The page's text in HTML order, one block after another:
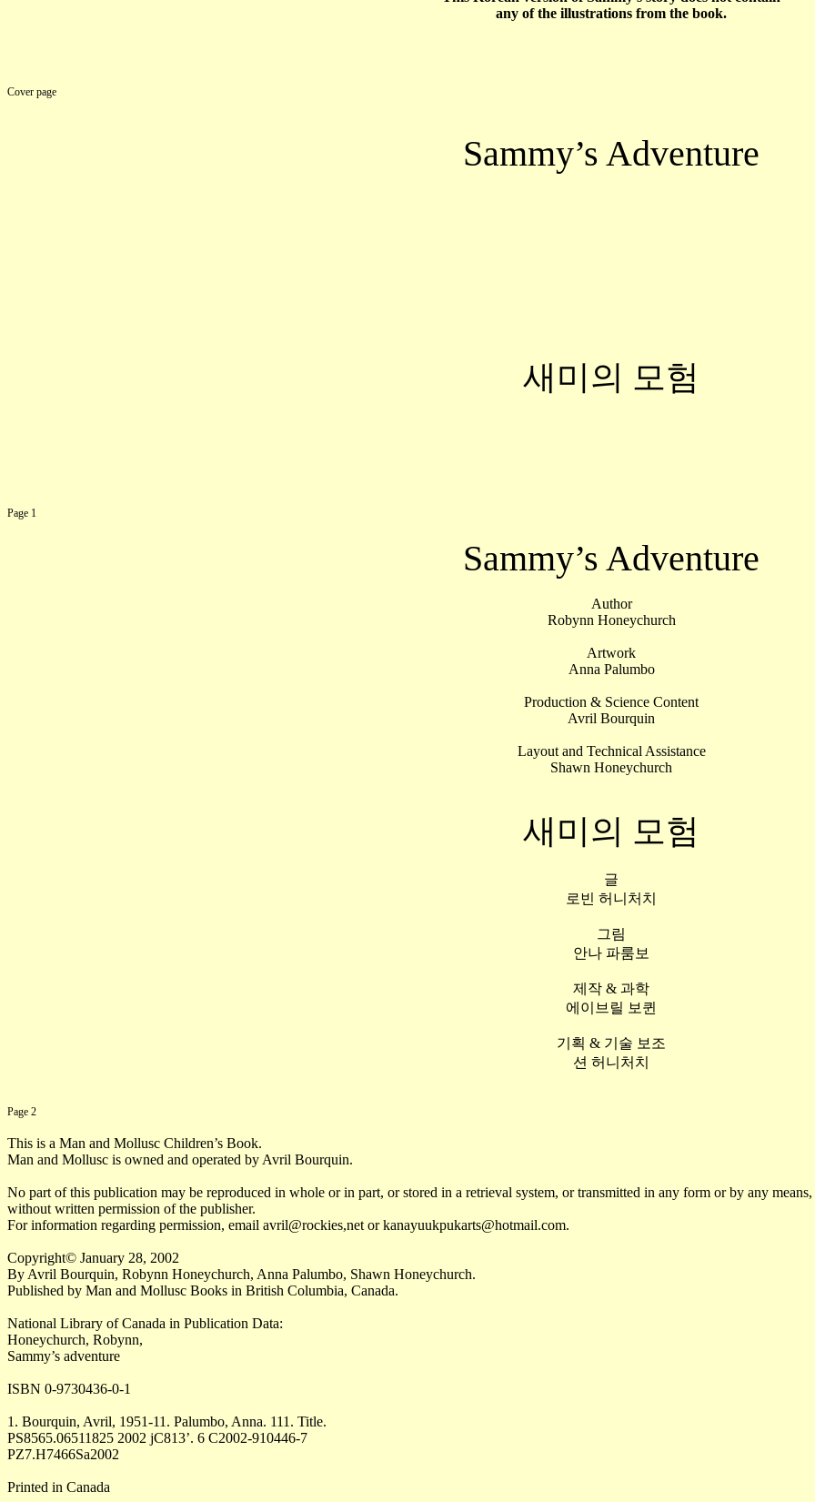
any of the illustrations from the book.
Cover page
Sammy’s Adventure
새미의 모험
Page 1
Sammy’s Adventure
Author
Robynn Honeychurch
Artwork
Anna Palumbo
Production & Science Content
Avril Bourquin
Layout and Technical Assistance
Shawn Honeychurch
새미의 모험
글
로빈 허니처치
그림
안나 파룸보
제작 & 과학
에이브릴 보퀸
기획 & 기술 보조
션 허니처치
Page 2
This is a Man and Mollusc Children’s Book.
Man and Mollusc is owned and operated by Avril Bourquin.
No part of this publication may be reproduced in whole or in part, or stored in a retrieval system, or transmitted in any form or by any
without written permission of the publisher.
For information regarding permission, email avril@rockies,net or kanayuukpukarts@hotmail.com.
Copyright© January 28, 2002
By Avril Bourquin, Robynn Honeychurch, Anna Palumbo, Shawn Honeychurch.
Published by Man and Mollusc Books in British Columbia, Canada.
National Library of Canada in Publication Data:
Honeychurch, Robynn,
Sammy’s adventure
ISBN 0-9730436-0-1
1. Bourquin, Avril, 1951-11. Palumbo, Anna. 111. Title.
PS8565.06511825 2002 jC813’. 6 C2002-910446-7
PZ7.H7466Sa2002
Printed in Canada